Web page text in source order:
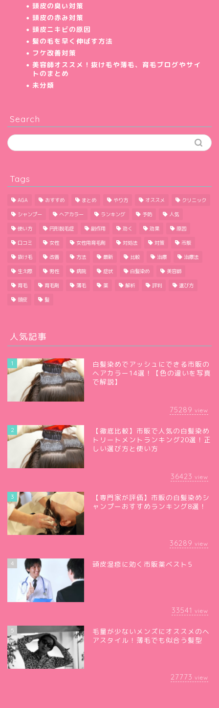
頭皮の臭い対策
頭皮の赤み対策
頭皮ニキビの原因
髪の毛を早く伸ばす方法
フケ改善対策
美容師オススメ！抜け毛や薄毛、育毛ブログやサイ
トのまとめ
未分類
Search
Tags
AGA おすすめ まとめ やり方 オススメ クリニック
シャンプー ヘアカラー ランキング 予防 人気
使い方 円形脱毛症 副作用 効く 効果 原因
口コミ 女性 女性用育毛剤 対処法 対策 市販
抜け毛 改善 方法 最新 比較 治療 治療法
生え際 男性 病院 症状 白髪染め 美容師
育毛 育毛剤 薄毛 薬 解析 評判 選び方
頭皮 髪
人気記事
1
白髪染めでアッシュにできる市販の
ヘアカラー14選！【色の違いを写真
で解説】
75289 view
2
【徹底比較】市販で人気の白髪染め
トリートメントランキング20選！正
しい選び方と使い方
36423 view
3
【専門家が評価】市販の白髪染めシ
ャンプーおすすめランキング8選！
36289 view
4 頭皮湿疹に効く市販薬ベスト5
33541 view
5
毛量が少ないメンズにオススメのヘ
アスタイル！薄毛でも似合う髪型
27773 view